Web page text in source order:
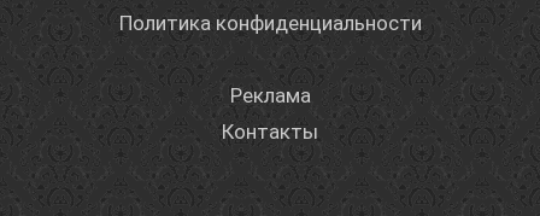
Политика конфиденциальности
Реклама
Контакты